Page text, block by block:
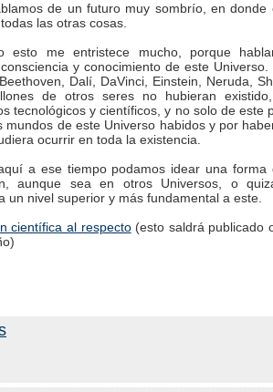
de un futuro muy sombrío, en donde
las otras cosas.
esto me entristece mucho, porque
y conocimiento de este Universo.
Dalí, DaVinci, Einstein, Neruda,
de otros seres no hubieran
tecnológicos y científicos, y no solo de este
mundos de este Universo habidos y por
ocurrir en toda la existencia.
a ese tiempo podamos idear una forma
aunque sea en otros Universos, o
un nivel superior y más fundamental a este.
científica al respecto(esto saldrá publicado